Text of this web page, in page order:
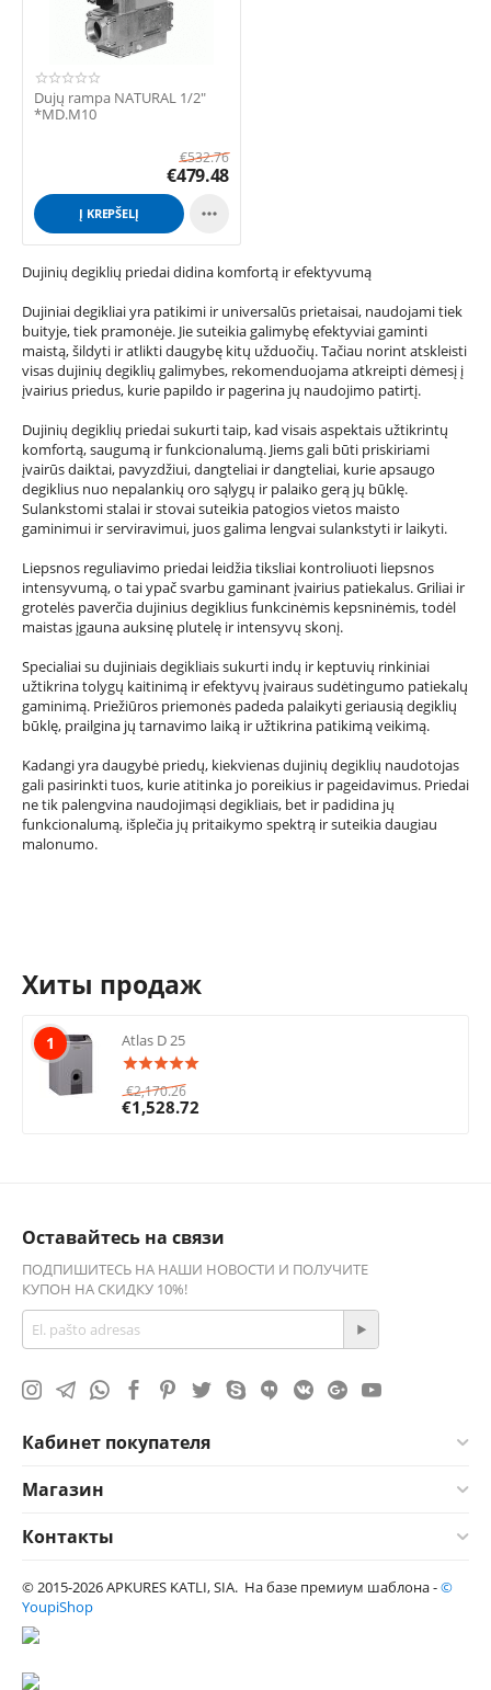
Dujų rampa NATURAL 1/2"
*MD.M10
€532.76
€479.48
Į KREPŠELĮ 
Dujinių degiklių priedai didina komfortą ir efektyvumą
Dujiniai degikliai yra patikimi ir universalūs prietaisai, naudojami tiek
buityje, tiek pramonėje. Jie suteikia galimybę efektyviai gaminti
maistą, šildyti ir atlikti daugybę kitų užduočių. Tačiau norint atskleisti
visas dujinių degiklių galimybes, rekomenduojama atkreipti dėmesį į
įvairius priedus, kurie papildo ir pagerina jų naudojimo patirtį.
Dujinių degiklių priedai sukurti taip, kad visais aspektais užtikrintų
komfortą, saugumą ir funkcionalumą. Jiems gali būti priskiriami
įvairūs daiktai, pavyzdžiui, dangteliai ir dangteliai, kurie apsaugo
degiklius nuo nepalankių oro sąlygų ir palaiko gerą jų būklę.
Sulankstomi stalai ir stovai suteikia patogios vietos maisto
gaminimui ir serviravimui, juos galima lengvai sulankstyti ir laikyti.
Liepsnos reguliavimo priedai leidžia tiksliai kontroliuoti liepsnos
intensyvumą, o tai ypač svarbu gaminant įvairius patiekalus. Griliai ir
grotelės paverčia dujinius degiklius funkcinėmis kepsninėmis, todėl
maistas įgauna auksinę plutelę ir intensyvų skonį.
Specialiai su dujiniais degikliais sukurti indų ir keptuvių rinkiniai
užtikrina tolygų kaitinimą ir efektyvų įvairaus sudėtingumo patiekalų
gaminimą. Priežiūros priemonės padeda palaikyti geriausią degiklių
būklę, prailgina jų tarnavimo laiką ir užtikrina patikimą veikimą.
Kadangi yra daugybė priedų, kiekvienas dujinių degiklių naudotojas
gali pasirinkti tuos, kurie atitinka jo poreikius ir pageidavimus. Priedai
ne tik palengvina naudojimąsi degikliais, bet ir padidina jų
funkcionalumą, išplečia jų pritaikymo spektrą ir suteikia daugiau
malonumo.
Хиты продаж
1 Atlas D 25
€2,170.26
€1,528.72
Оставайтесь на связи
ПОДПИШИТЕСЬ НА НАШИ НОВОСТИ И ПОЛУЧИТЕ
КУПОН НА СКИДКУ 10%!
Кабинет покупателя
Магазин
Контакты
© 2015-2026 APKURES KATLI, SIA. На базе премиум шаблона -©
YoupiShop